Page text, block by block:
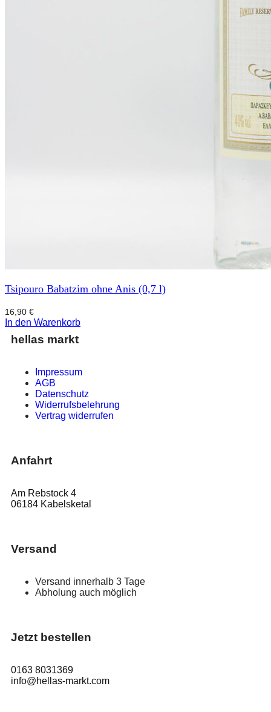
Tsipouro Babatzim ohne Anis (0,7 l)
16,90 €
In den Warenkorb
hellas markt
Impressum
AGB
Datenschutz
Widerrufsbelehrung
Vertrag widerrufen
Anfahrt
Am Rebstock 4
06184 Kabelsketal
Versand
Versand innerhalb 3 Tage
Abholung auch möglich
Jetzt bestellen
0163 8031369
info@hellas-markt.com